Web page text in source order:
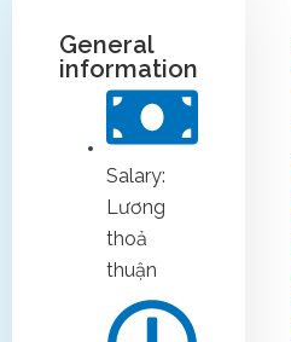
General
information
Salary:
Lương
thoả
thuận